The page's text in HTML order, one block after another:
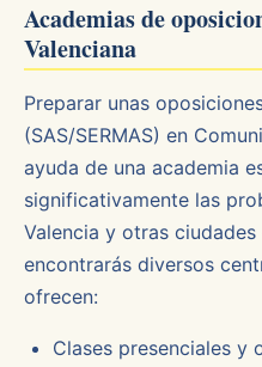
Academias de
Valenciana
Preparar unas
(SAS/SERMAS) en
ayuda de una academia
significativamente las
Valencia y otras
encontrarás diversos
ofrecen:
Clases presenciales y